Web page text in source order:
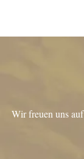
Wir freuen uns